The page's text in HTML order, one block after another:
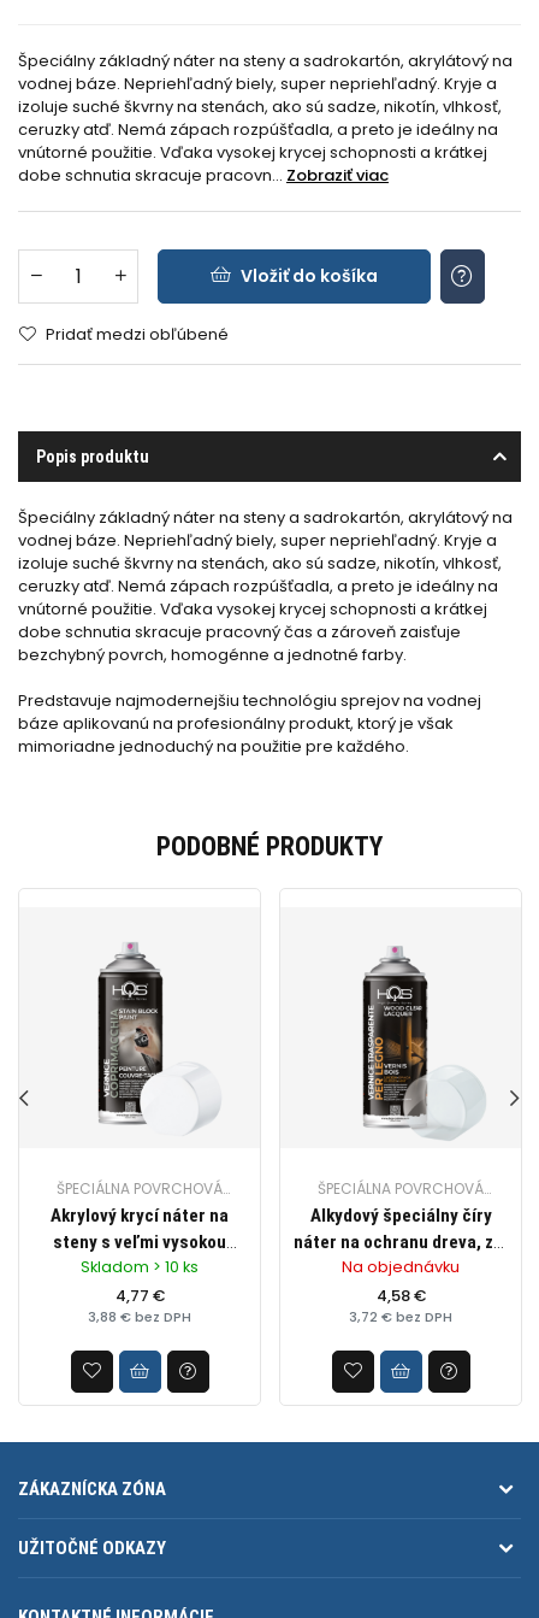
Špeciálny základný náter na steny a sadrokartón, akrylátový na
vodnej báze. Nepriehľadný biely, super nepriehľadný. Kryje a
izoluje suché škvrny na stenách, ako sú sadze, nikotín, vlhkosť,
ceruzky atď. Nemá zápach rozpúšťadla, a preto je ideálny na
vnútorné použitie. Vďaka vysokej krycej schopnosti a krátkej
dobe schnutia skracuje pracovn... Zobraziť viac
Vložiť do košíka
Pridať medzi obľúbené
Popis produktu
Špeciálny základný náter na steny a sadrokartón, akrylátový na
vodnej báze. Nepriehľadný biely, super nepriehľadný. Kryje a
izoluje suché škvrny na stenách, ako sú sadze, nikotín, vlhkosť,
ceruzky atď. Nemá zápach rozpúšťadla, a preto je ideálny na
vnútorné použitie. Vďaka vysokej krycej schopnosti a krátkej
dobe schnutia skracuje pracovný čas a zároveň zaisťuje
bezchybný povrch, homogénne a jednotné farby.
Predstavuje najmodernejšiu technológiu sprejov na vodnej
báze aplikovanú na profesionálny produkt, ktorý je však
mimoriadne jednoduchý na použitie pre každého.
PODOBNÉ PRODUKTY
ŠPECIÁLNA POVRCHOVÁ
ÚPRAVA (DEKORAČNÉ)
Akrylový krycí náter na
steny s veľmi vysokou
krycou schopnosťou, zn.
HQS (matná biela), objem
400ml
Skladom > 10 ks
4,77 €
3,88 € bez DPH
ŠPECIÁLNA POVRCHOVÁ
ÚPRAVA (DEKORAČNÉ)
Alkydový špeciálny číry
náter na ochranu dreva, zn.
HQS lesklý, 400ml
Na objednávku
4,58 €
3,72 € bez DPH
ZÁKAZNÍCKA ZÓNA
UŽITOČNÉ ODKAZY